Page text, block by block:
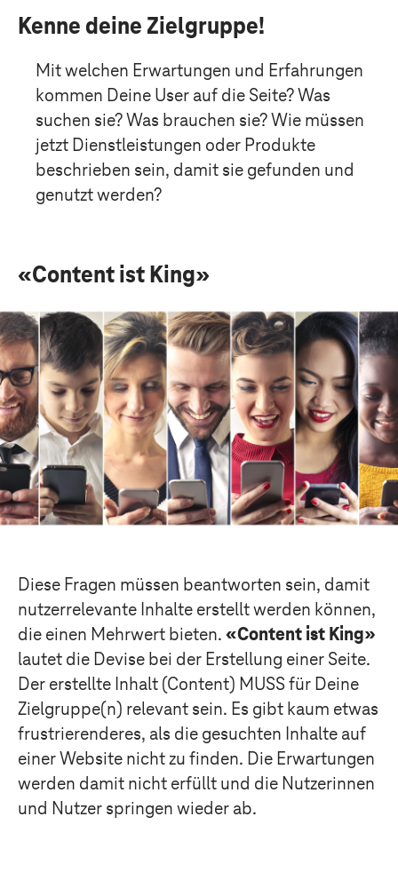
Kenne deine Zielgruppe!
Mit welchen Erwartungen und Erfahrungen
kommen Deine User auf die Seite? Was
suchen sie? Was brauchen sie? Wie müssen
jetzt Dienstleistungen oder Produkte
beschrieben sein, damit sie gefunden und
genutzt werden?
«Content ist King»
Diese Fragen müssen beantworten sein, damit
nutzerrelevante Inhalte erstellt werden können,
die einen Mehrwert bieten.«Content ist King»
lautet die Devise bei der Erstellung einer Seite.
Der erstellte Inhalt (Content) MUSS für Deine
Zielgruppe(n) relevant sein. Es gibt kaum etwas
frustrierenderes, als die gesuchten Inhalte auf
einer Website nicht zu finden. Die Erwartungen
werden damit nicht erfüllt und die Nutzerinnen
und Nutzer springen wieder ab.